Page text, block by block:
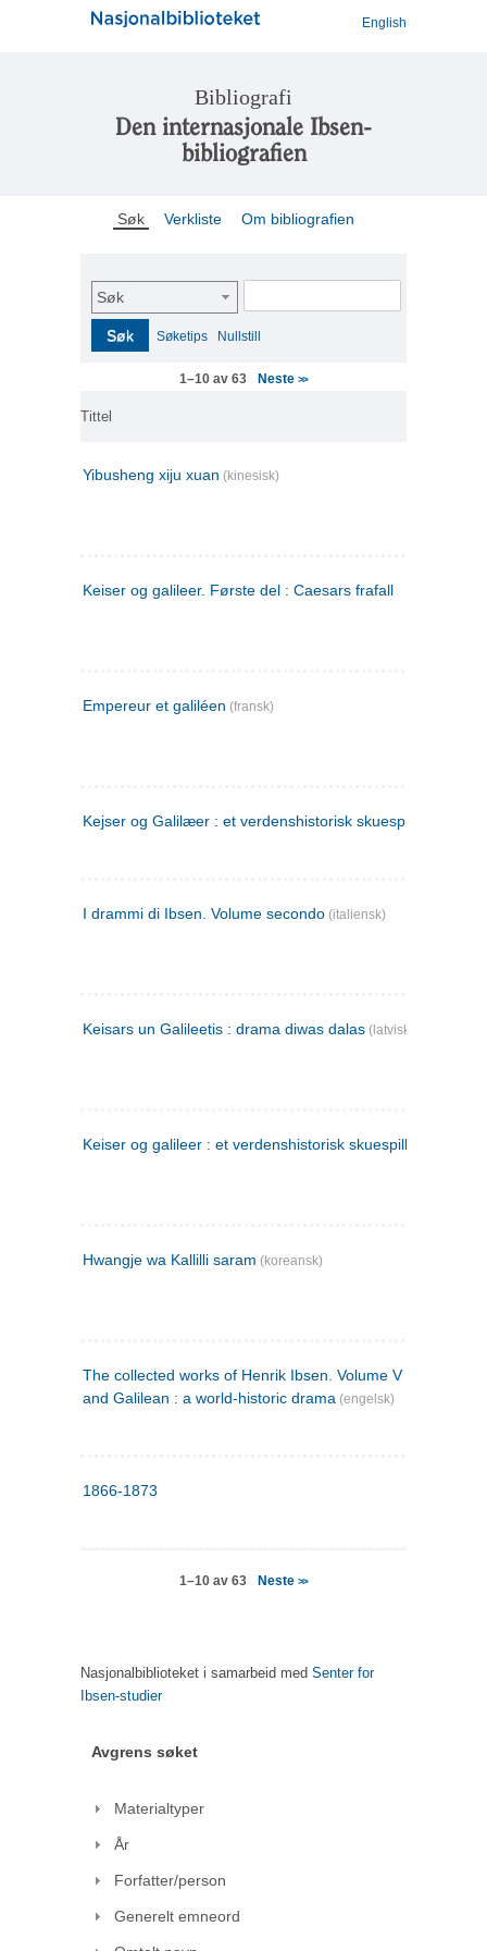
English
Bibliografi
Den internasjonale Ibsen-
bibliografien
Søk Verkliste Om bibliografien
Søk
Søk Søketips Nullstill
1–10 av 63 Neste>>
Tittel
Yibusheng xiju xuan (kinesisk)
Keiser og galileer. Første del : Caesars frafall
Empereur et galiléen (fransk)
Kejser og Galilæer : et verdenshistorisk skuespil
I drammi di Ibsen. Volume secondo (italiensk)
Keisars un Galileetis : drama diwas dalas (latvisk)
Keiser og galileer : et verdenshistorisk skuespill (1873)
Hwangje wa Kallilli saram (koreansk)
The collected works of Henrik Ibsen. Volume V : Emperor
and Galilean : a world-historic drama (engelsk)
1866-1873
1–10 av 63 Neste>>
Nasjonalbiblioteket i samarbeid med Senter for
Ibsen-studier
Avgrens søket
Materialtyper
År
Forfatter/person
Generelt emneord